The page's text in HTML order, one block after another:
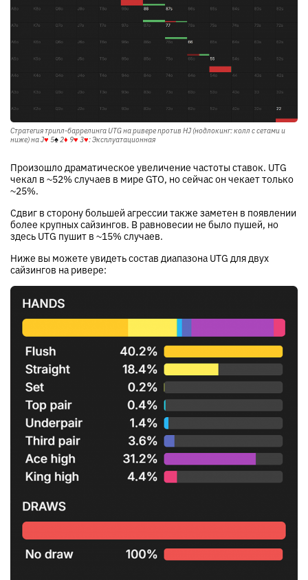
Стратегия трипл-баррелинга UTG на ривере против HJ (нодлокинг: колл с сетами и
ниже) наJ♥ 5♠2♦ 9♥ 3♥: Эксплуатационная
Произошло драматическое увеличение частоты ставок. UTG
чекал в ~52% случаев в мире GTO, но сейчас он чекает только
~25%.
Сдвиг в сторону большей агрессии также заметен в появлении
более крупных сайзингов. В равновесии не было пушей, но
здесь UTG пушит в ~15% случаев.
Ниже вы можете увидеть состав диапазона UTG для двух
сайзингов на ривере: